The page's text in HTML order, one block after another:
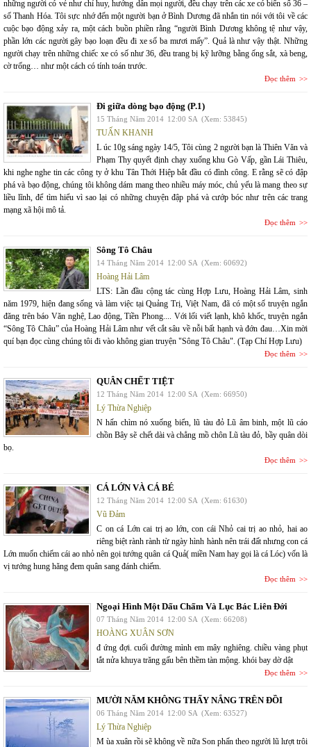
những người có vẻ như chỉ huy, hướng dẫn mọi người, đều chạy trên các xe có biển số 36 –
số Thanh Hóa. Tôi sực nhớ đến một người bạn ở Bình Dương đã nhắn tin nói với tôi về các
cuộc bạo động xảy ra, một cách buồn phiền rằng “người Bình Dương không tệ như vậy,
phần lớn các người gây bạo loạn đều đi xe số ba mươi mấy”. Quả là như vậy thật. Những
người chạy trên những chiếc xe có số như 36, đều trang bị kỹ lưỡng bằng ống sắt, xà beng,
cờ trống… như một cách có tính toán trước.
Đọc thêm
Đi giữa dòng bạo động (P.1)
15 Tháng Năm 2014 12:00 SA (Xem: 53845)
TUẤN KHANH
L úc 10g sáng ngày 14/5, Tôi cùng 2 người bạn là Thiên Văn và
Phạm Thy quyết định chạy xuống khu Gò Vấp, gần Lái Thiêu,
khi nghe nghe tin các công ty ở khu Tân Thới Hiệp bắt đầu có đình công. E rằng sẽ có đập
phá và bạo động, chúng tôi không dám mang theo nhiều máy móc, chủ yếu là mang theo sự
liều lĩnh, để tìm hiểu vì sao lại có những chuyện đập phá và cướp bóc như trên các trang
mạng xã hội mô tả.
Đọc thêm
Sông Tô Châu
14 Tháng Năm 2014 12:00 SA (Xem: 60692)
Hoàng Hải Lâm
LTS: Lần đầu cộng tác cùng Hợp Lưu, Hoàng Hải Lâm, sinh
năm 1979, hiện đang sống và làm việc tại Quảng Trị, Việt Nam, đã có một số truyện ngắn
đăng trên báo Văn nghệ, Lao động, Tiền Phong.... Với lối viết lạnh, khô khốc, truyện ngắn
“Sông Tô Châu” của Hoàng Hải Lâm như vết cắt sâu về nỗi bất hạnh và đớn đau…Xin mời
quí bạn đọc cùng chúng tôi đi vào không gian truyện "Sông Tô Châu". (Tạp Chí Hợp Lưu)
Đọc thêm
QUÂN CHẾT TIỆT
12 Tháng Năm 2014 12:00 SA (Xem: 66950)
Lý Thừa Nghiệp
N hấn chìm nó xuống biển, lũ tàu đỏ Lũ âm binh, một lũ cáo
chồn Bây sẽ chết dài và chẳng mồ chôn Lũ tàu đỏ, bầy quân dòi
bọ.
Đọc thêm
CÁ LỚN VÀ CÁ BÉ
12 Tháng Năm 2014 12:00 SA (Xem: 61630)
Vũ Đảm
C on cá Lớn cai trị ao lớn, con cái Nhỏ cai trị ao nhỏ, hai ao
riêng biệt rành rành từ ngày hình hành nên trái đất nhưng con cá
Lớn muốn chiếm cái ao nhỏ nên gọi tướng quân cá Quả( miền Nam hay gọi là cá Lóc) vốn là
vị tướng hung hăng đem quân sang đánh chiếm.
Đọc thêm
Ngoại Hình Một Dấu Chấm Và Lục Bác Liên Đới
07 Tháng Năm 2014 12:00 SA (Xem: 66208)
HOÀNG XUÂN SƠN
đ ứng đợi. cuối đường mình em mây nghiêng. chiều vàng phụt
tắt nửa khuya trăng gấu bên thềm tàn mộng. khói bay dờ dật
Đọc thêm
MƯỜI NĂM KHÔNG THẤY NẮNG TRÊN ĐỒI
06 Tháng Năm 2014 12:00 SA (Xem: 63527)
Lý Thừa Nghiệp
M ùa xuân rồi sẽ không về nữa Son phấn theo người lũ lượt trôi